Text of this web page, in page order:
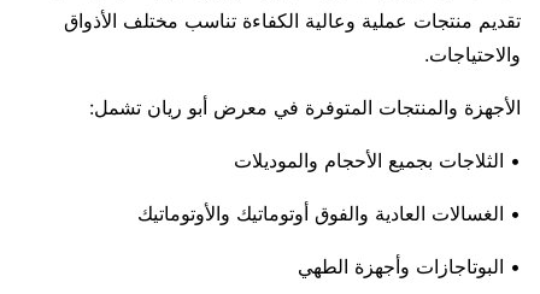
تقديم منتجات عملية وعالية الكفاءة تناسب مختلف الأذواق
والاحتياجات.
الأجهزة والمنتجات المتوفرة في معرض أبو ريان تشمل:
• الثلاجات بجميع الأحجام والموديلات
• الغسالات العادية والفوق أوتوماتيك والأوتوماتيك
• البوتاجازات وأجهزة الطهي